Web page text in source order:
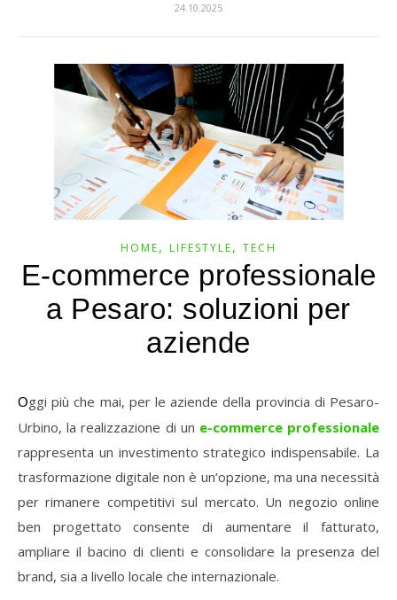
24.10.2025
HOME, LIFESTYLE, TECH
E-commerce professionale
a Pesaro: soluzioni per
aziende
Oggipiùche mai, perleaziendedella provincia di Pesaro-
Urbino,larealizzazione di un e-commerce professionale
rappresenta un investimento strategicoindispensabile. La
trasformazionedigitalenonè un’opzione, ma unanecessità
perrimanere competitivi sul mercato. Un negozioonline
ben progettatoconsentedi aumentareilfatturato,
ampliare il bacino di clienti e consolidare la presenza del
brand, sia a livello locale che internazionale.